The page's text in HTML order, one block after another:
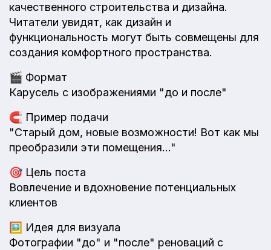
качественного строительства и дизайна.
Читатели увидят, как дизайн и
функциональность могут быть совмещены для
создания комфортного пространства.
🎬 Формат
Карусель с изображениями "до и после"
🧲 Пример подачи
"Старый дом, новые возможности! Вот как мы
преобразили эти помещения..."
🎯 Цель поста
Вовлечение и вдохновение потенциальных
клиентов
🖼️ Идея для визуала
Фотографии "до" и "после" реноваций с